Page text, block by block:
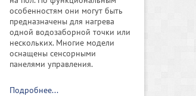
особенностям они могут быть
предназначены для нагрева
одной водозаборной точки или
нескольких. Многие модели
оснащены сенсорными
панелями управления.
Подробнее...